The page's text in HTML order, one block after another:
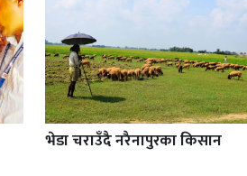
भेडा चराउँदै नरैनापुरका किसान